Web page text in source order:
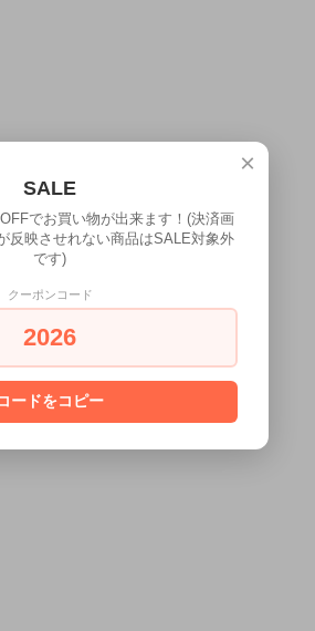
×
SALE
でお買い物が出来ます！(決済画
反映させれない商品はSALE対象外
です)
クーポンコード
2026
ードをコピー